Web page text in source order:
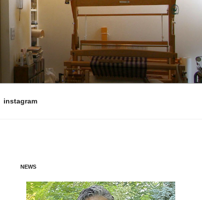
イン」を両立させる、木造住宅に特化した設計事務所
日当たり、敷地形状、地形、眺望、世帯構成、付帯機
、風景となる建築、環境と一体となった快適な空間を
instagram
NEWS